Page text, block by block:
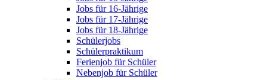
Jobs für 16-Jährige
Jobs für 17-Jährige
Jobs für 18-Jährige
Schülerjobs
Schülerpraktikum
Ferienjob für Schüler
Nebenjob für Schüler